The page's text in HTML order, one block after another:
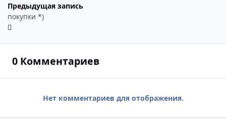
Предыдущая запись
покупки *)
0 Комментариев
Нет комментариев для отображения.